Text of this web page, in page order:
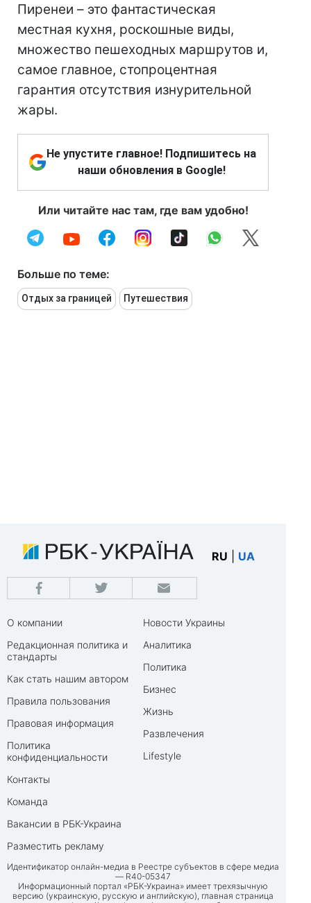
Пиренеи – это фантастическая
местная кухня, роскошные виды,
множество пешеходных маршрутов и,
самое главное, стопроцентная
гарантия отсутствия изнурительной
жары.
Не упустите главное! Подпишитесь на
наши обновления в Google!
Или читайте нас там, где вам удобно!
Больше по теме:
Отдых за границей Путешествия
RU UA
О компании
Редакционная политика и
стандарты
Как стать нашим автором
Правила пользования
Правовая информация
Политика
конфиденциальности
Контакты
Команда
Вакансии в РБК-Украина
Разместить рекламу
Новости Украины
Аналитика
Политика
Бизнес
Жизнь
Развлечения
Lifestyle
Идентификатор онлайн-медиа в Реестре субъектов в сфере медиа
— R40-05347
Информационный портал «РБК-Украина» имеет трехязычную
версию (украинскую, русскую и английскую), главная страница